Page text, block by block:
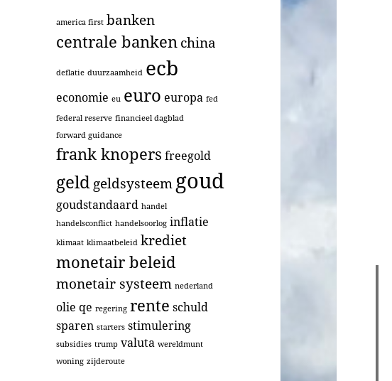
america first banken
centrale bankenchina
deflatie duurzaamheid ecb
economie eu euro europa fed
federal reserve financieel dagblad
forward guidance
frank knopers freegold
geldgeldsysteemgoud
goudstandaard handel
handelsconflict handelsoorlog inflatie
klimaat klimaatbeleid krediet
monetair beleid
monetair systeem nederland
olie qe regering rente schuld
sparen starters stimulering
subsidies trump valuta wereldmunt
woning zijderoute